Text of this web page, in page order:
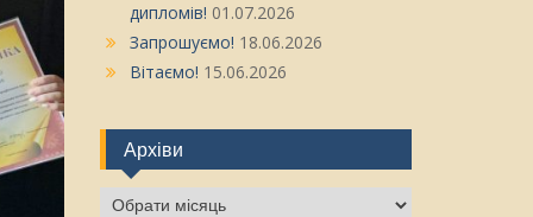
дипломів! 01.07.2026
Запрошуємо! 18.06.2026
Вітаємо! 15.06.2026
Архіви
Архіви